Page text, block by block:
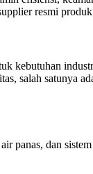
resmi produk
kebutuhan
salah satunya
panas, dan